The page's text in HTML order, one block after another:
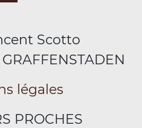
Scotto
légales
PROCHES